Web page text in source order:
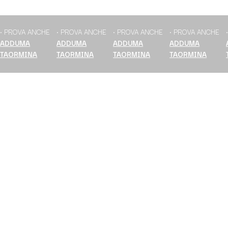
ANCHE
• PROVA ANCHE
ADDUMA
TAORMINA
• PROVA ANCHE
ADDUMA
TAORMINA
• PROVA ANCHE
ADDUMA
TAORMINA